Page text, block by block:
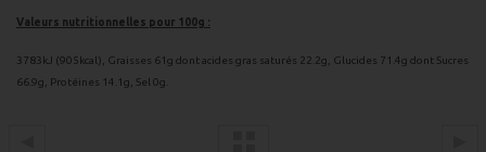
Valeurs nutritionnelles pour 100g :
3783kJ (905kcal), Graisses 61g dont acides gras saturés 22.2g, Glucides 71.4g dont Sucres
66.9g, Protéines 14.1g, Sel 0g.